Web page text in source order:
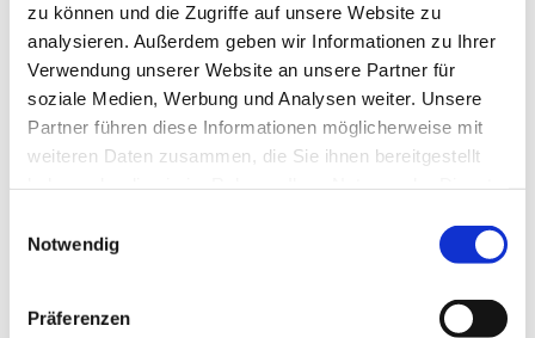
zu können und die Zugriffe auf unsere Website zu
analysieren. Außerdem geben wir Informationen zu Ihrer
Verwendung unserer Website an unsere Partner für
soziale Medien, Werbung und Analysen weiter. Unsere
Partner führen diese Informationen möglicherweise mit
weiteren Daten zusammen, die Sie ihnen bereitgestellt
Notwendig
Präferenzen
Frau Marion Dawidowski, Tel.: 0151 / 72 14 02 61